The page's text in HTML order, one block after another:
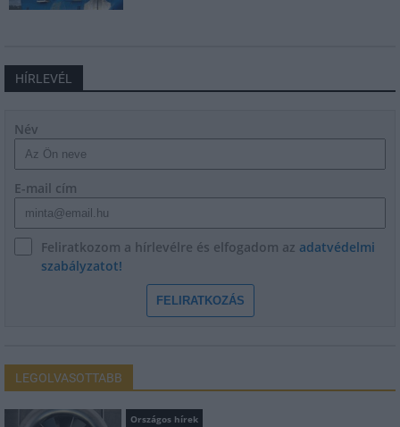
HÍRLEVÉL
Név
E-mail cím
Feliratkozom a hírlevélre és elfogadom az adatvédelmi
szabályzatot!
FELIRATKOZÁS
LEGOLVASOTTABB
Országos hírek